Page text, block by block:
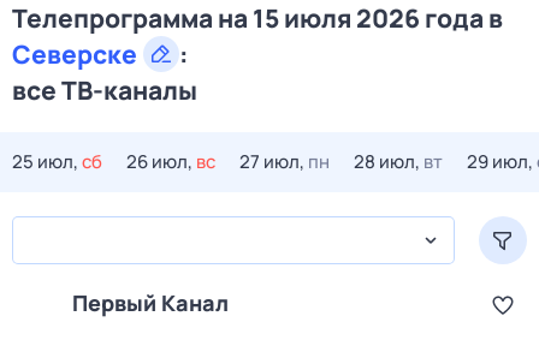
Телепрограмма на 15 июля 2026 года в
Северске
:
все ТВ-каналы
25 июл,сб 26 июл, вс 27 июл, пн 28 июл, вт 29 июл,
Первый Канал